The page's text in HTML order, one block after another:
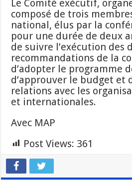
Le Comité exécutif,
composé de trois
national, élus par la
pour une durée de deux
de suivre l’exécution des
recommandations de la
d’adopter le programme
d’approuver le budget et
relations avec les
et internationales.
Avec MAP
Post Views: 361